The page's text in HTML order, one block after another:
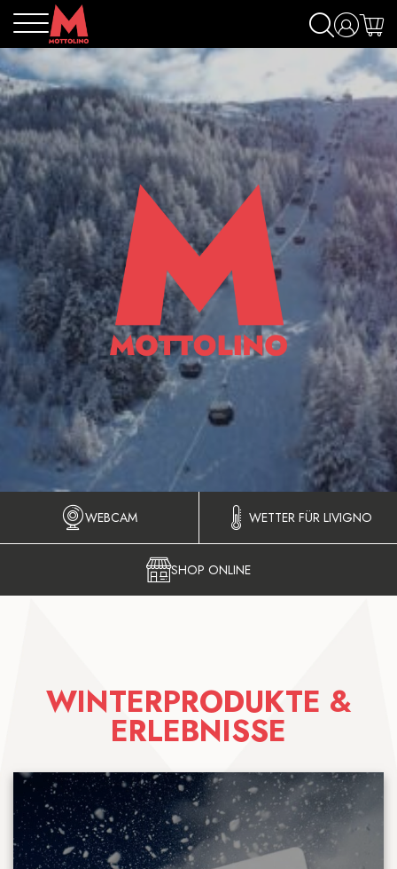
WEBCAM WETTER FÜR LIVIGNO
SHOP ONLINE
WINTERPRODUKTE &
ERLEBNISSE